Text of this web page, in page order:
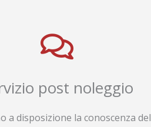
post noleggio
a disposizione la conoscenza del